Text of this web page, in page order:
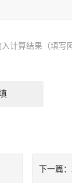
入计算结果（填写
下一篇：